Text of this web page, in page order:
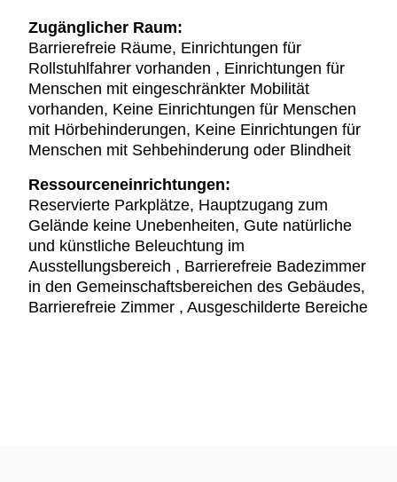
Zugänglicher Raum:
Barrierefreie Räume, Einrichtungen für
Rollstuhlfahrer vorhanden , Einrichtungen für
Menschen mit eingeschränkter Mobilität
vorhanden, Keine Einrichtungen für Menschen
mit Hörbehinderungen, Keine Einrichtungen für
Menschen mit Sehbehinderung oder Blindheit
Ressourceneinrichtungen:
Reservierte Parkplätze, Hauptzugang zum
Gelände keine Unebenheiten, Gute natürliche
und künstliche Beleuchtung im
Ausstellungsbereich , Barrierefreie Badezimmer
in den Gemeinschaftsbereichen des Gebäudes,
Barrierefreie Zimmer , Ausgeschilderte Bereiche